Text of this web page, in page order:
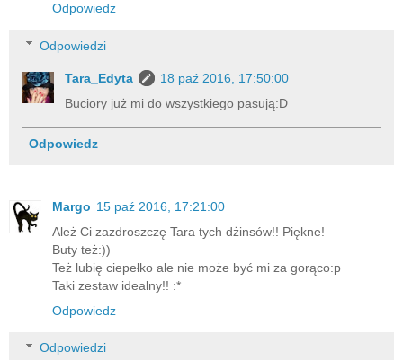
Odpowiedz
Odpowiedzi
Tara_Edyta
18 paź 2016, 17:50:00
Buciory już mi do wszystkiego pasują:D
Odpowiedz
Margo 15 paź 2016, 17:21:00
Ależ Ci zazdroszczę Tara tych dżinsów!! Piękne!
Buty też:))
Też lubię ciepełko ale nie może być mi za gorąco:p
Taki zestaw idealny!! :*
Odpowiedz
Odpowiedzi